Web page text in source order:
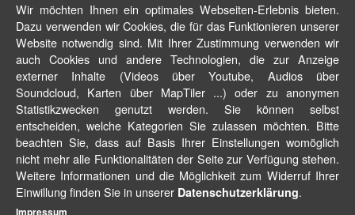
Wir möchten Ihnen ein optimales Webseiten-Erlebnis bieten.
Dazu verwenden wir Cookies, die für das Funktionieren unserer
Website notwendig sind. Mit Ihrer Zustimmung verwenden wir
auch Cookies und andere Technologien, die zur Anzeige
externer Inhalte (Videos über Youtube, Audios über
Soundcloud, Karten über MapTiler ...) oder zu anonymen
Statistikzwecken genutzt werden. Sie können selbst
entscheiden, welche Kategorien Sie zulassen möchten. Bitte
beachten Sie, dass auf Basis Ihrer Einstellungen womöglich
nicht mehr alle Funktionalitäten der Seite zur Verfügung stehen.
Weitere Informationen und die Möglichkeit zum Widerruf Ihrer
Einwillung finden Sie in unserer Datenschutzerklärung.
Impressum